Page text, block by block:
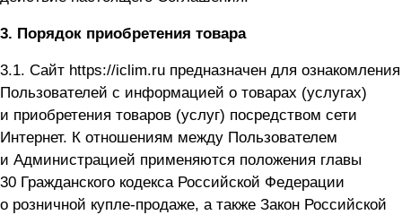
3. Порядок приобретения товара
3.1. Сайт https://iclim.ru предназначен для ознакомления
Пользователей с информацией о товарах (услугах)
и приобретения товаров (услуг) посредством сети
Интернет. К отношениям между Пользователем
и Администрацией применяются положения главы
30 Гражданского кодекса Российской Федерации
о розничной купле-продаже, а также Закон Российской